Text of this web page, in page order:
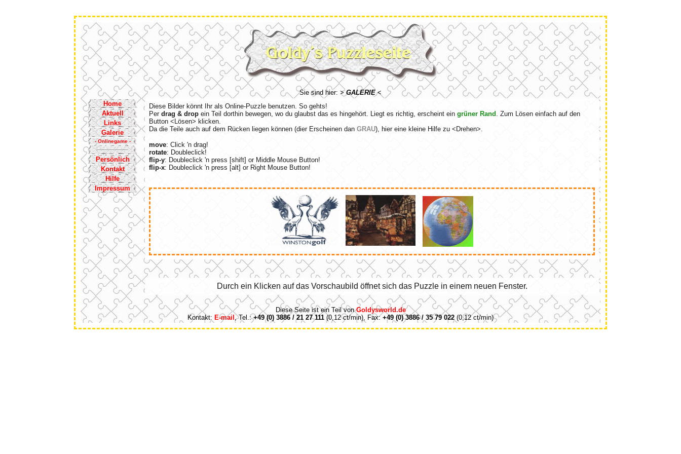
Sie sind hier: >GALERIE<
Home
Aktuell
Links
Galerie
- Onlinegame -
Persönlich
Kontakt
Hilfe
Impressum
Diese Bilder könnt Ihr als Online-Puzzle benutzen. So gehts!
Per drag & drop ein Teil dorthin bewegen, wo du glaubst das es hingehört. Liegt es richtig, erscheint ein grüner Rand . Zum Lösen einfach auf den
Button <Lösen> klicken.
Da die Teile auch auf dem Rücken liegen können (dier Erscheinen dan GRAU), hier eine kleine Hilfe zu <Drehen>.
move: Click 'n drag!
rotate: Doubleclick!
flip-y: Doubleclick 'n press [shift] or Middle Mouse Button!
flip-x: Doubleclick 'n press [alt] or Right Mouse Button!
Durch ein Klicken auf das Vorschaubild öffnet sich das Puzzle in einem neuen Fenster.
Diese Seite ist ein Teil vonGoldysworld.de
Kontakt: E-mail , Tel.:+49 (0) 3886 / 21 27 111 (0,12 ct/min), Fax: +49 (0) 3886 / 35 79 022 (0,12 ct/min)